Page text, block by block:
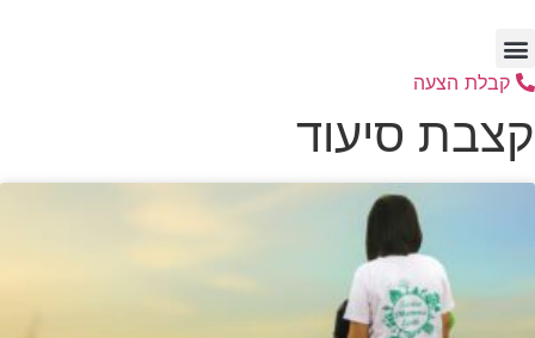
לתוכן
קבלת הצעה
קצבת סיעוד